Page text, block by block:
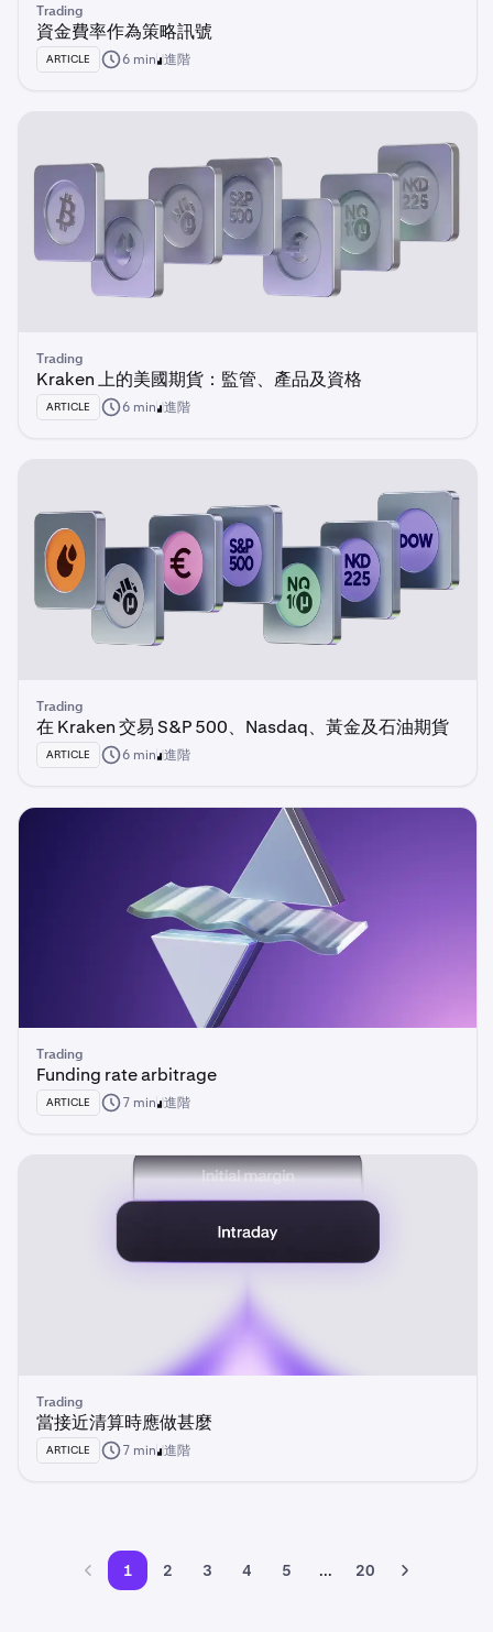
Trading
資金費率作為策略訊號
ARTICLE 6 min 進階
Trading
Kraken 上的美國期貨：監管、產品及資格
ARTICLE 6 min 進階
Trading
在 Kraken 交易 S&P 500、Nasdaq、黃金及石油期貨
ARTICLE 6 min 進階
Trading
Funding rate arbitrage
ARTICLE 7 min 進階
Trading
當接近清算時應做甚麼
ARTICLE 7 min 進階
1 2 3 4 5 ... 20